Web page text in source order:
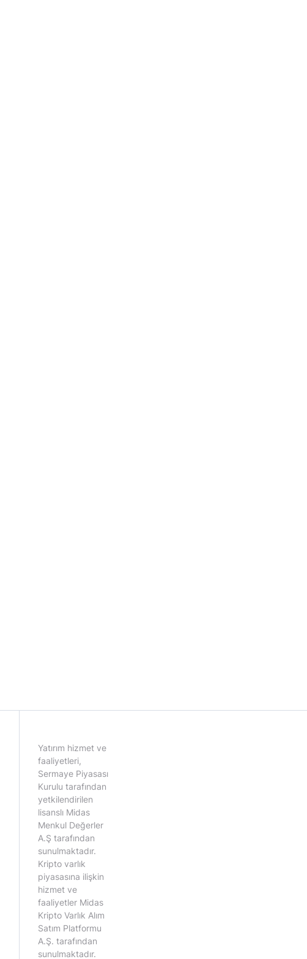
Yatırım hizmet ve
faaliyetleri,
Sermaye Piyasası
Kurulu tarafından
yetkilendirilen
lisanslı Midas
Menkul Değerler
A.Ş tarafından
sunulmaktadır.
Kripto varlık
piyasasına ilişkin
hizmet ve
faaliyetler Midas
Kripto Varlık Alım
Satım Platformu
A.Ş. tarafından
sunulmaktadır.